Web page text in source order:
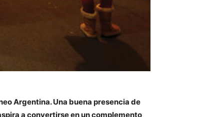
Argentina. Una buena presencia de
a convertirse en un complemento